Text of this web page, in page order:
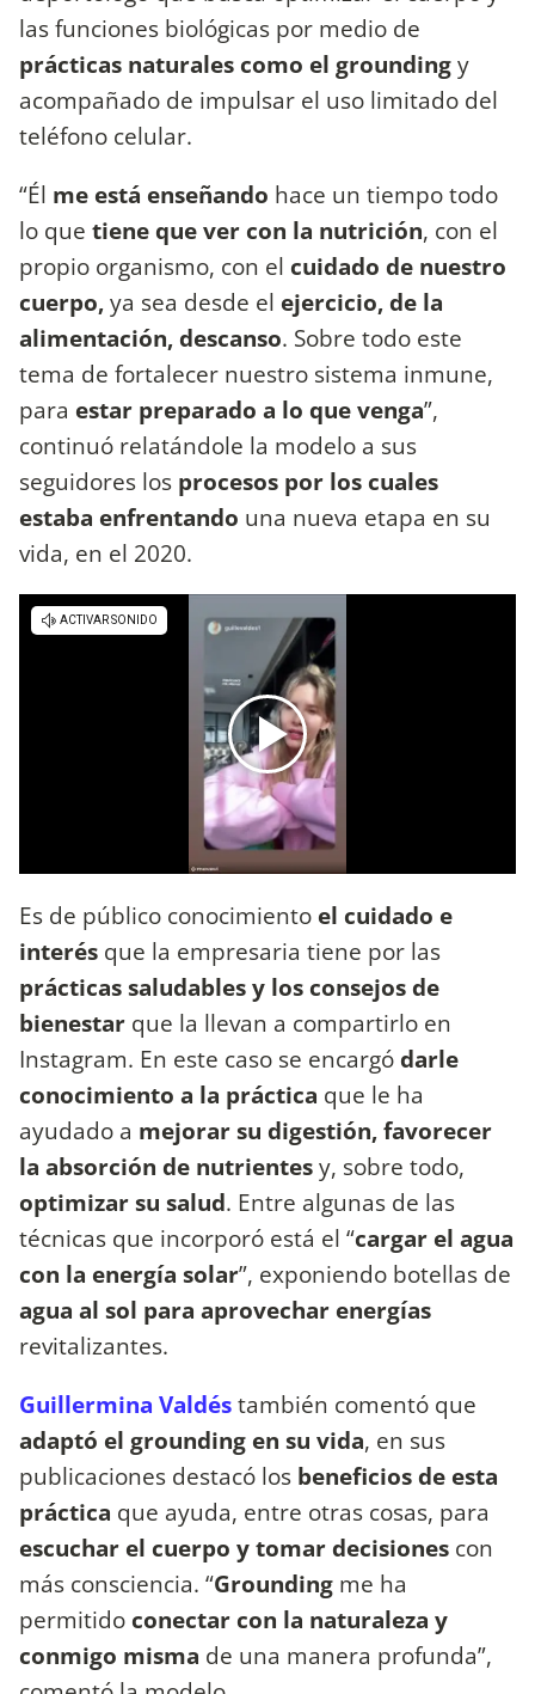
las funciones biológicas por medio de
prácticas naturales como el groundingy
acompañado de impulsar el uso limitado del
teléfono celular.
“Él me está enseñando hace un tiempo todo
lo que tiene que ver con la nutrición, con el
propio organismo, con el cuidado de nuestro
cuerpo,ya sea desde el ejercicio, de la
alimentación, descanso. Sobre todo este
tema de fortalecer nuestro sistema inmune,
para estar preparado a lo que venga”,
continuó relatándole la modelo a sus
seguidores los procesos por los cuales
estaba enfrentando una nueva etapa en su
vida, en el 2020.
Es de público conocimiento el cuidado e
interés que la empresaria tiene por las
prácticas saludables y los consejos de
bienestar que la llevan a compartirlo en
Instagram. En este caso se encargódarle
conocimiento a la práctica que le ha
ayudado a mejorar su digestión, favorecer
la absorción de nutrientesy, sobre todo,
optimizar su salud. Entre algunas de las
técnicas que incorporó está el “cargar el agua
con la energía solar”, exponiendo botellas de
agua al sol para aprovechar energías
revitalizantes.
Guillermina Valdéstambién comentó que
adaptó el grounding en su vida, en sus
publicaciones destacó los beneficios de esta
práctica que ayuda, entre otras cosas, para
escuchar el cuerpo y tomar decisiones con
más consciencia. “Grounding me ha
permitido conectar con la naturaleza y
conmigo misma de una manera profunda”,